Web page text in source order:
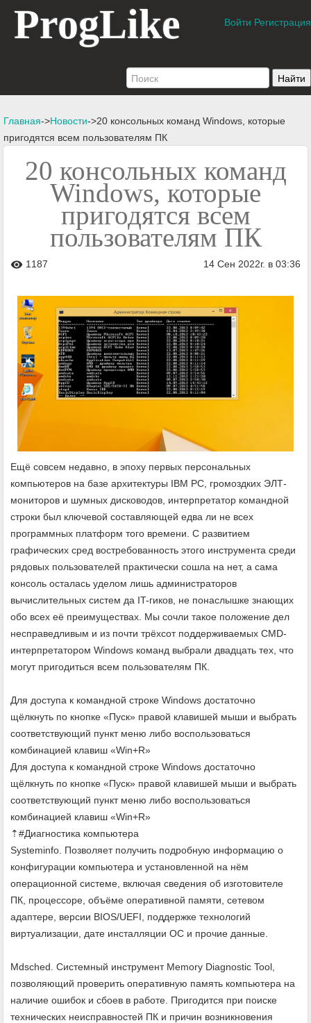
ProgLike Войти Регистрация
Главная->Новости->20 консольных команд Windows, которые
пригодятся всем пользователям ПК
20 консольных команд
Windows, которые
пригодятся всем
пользователям ПК
visibility 1187 14 Сен 2022г. в 03:36
Ещё совсем недавно, в эпоху первых персональных
компьютеров на базе архитектуры IBM PC, громоздких ЭЛТ-
мониторов и шумных дисководов, интерпретатор командной
строки был ключевой составляющей едва ли не всех
программных платформ того времени. С развитием
графических сред востребованность этого инструмента среди
рядовых пользователей практически сошла на нет, а сама
консоль осталась уделом лишь администраторов
вычислительных систем да IT-гиков, не понаслышке знающих
обо всех её преимуществах. Мы сочли такое положение дел
несправедливым и из почти трёхсот поддерживаемых CMD-
интерпретатором Windows команд выбрали двадцать тех, что
могут пригодиться всем пользователям ПК.
Для доступа к командной строке Windows достаточно
щёлкнуть по кнопке «Пуск» правой клавишей мыши и выбрать
соответствующий пункт меню либо воспользоваться
комбинацией клавиш «Win+R»
Для доступа к командной строке Windows достаточно
щёлкнуть по кнопке «Пуск» правой клавишей мыши и выбрать
соответствующий пункт меню либо воспользоваться
комбинацией клавиш «Win+R»
⇡#Диагностика компьютера
Systeminfo. Позволяет получить подробную информацию о
конфигурации компьютера и установленной на нём
операционной системе, включая сведения об изготовителе
ПК, процессоре, объёме оперативной памяти, сетевом
адаптере, версии BIOS/UEFI, поддержке технологий
виртуализации, дате инсталляции ОС и прочие данные.
Mdsched. Системный инструмент Memory Diagnostic Tool,
позволяющий проверить оперативную память компьютера на
наличие ошибок и сбоев в работе. Пригодится при поиске
технических неисправностей ПК и причин возникновения